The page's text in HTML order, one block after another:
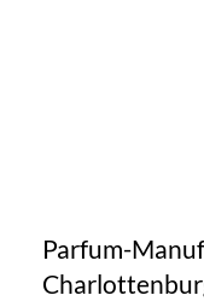
Parfum-